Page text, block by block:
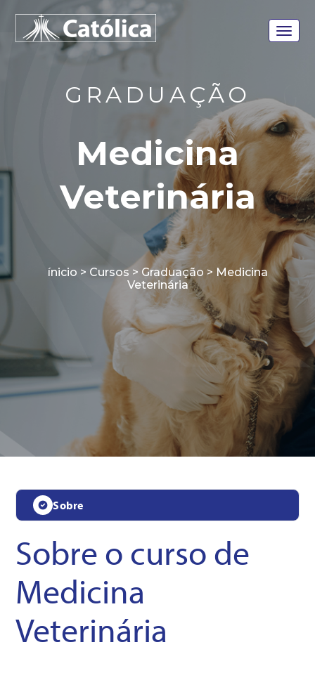
GRADUAÇÃO
Medicina
Veterinária
ínicio > Cursos > Graduação > Medicina
Veterinária
Sobre
Sobre o curso de
Medicina
Veterinária